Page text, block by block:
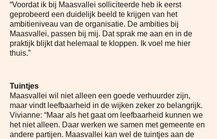
“Voordat ik bij Maasvallei solliciteerde heb ik eerst
geprobeerd een duidelijk beeld te krijgen van het
ambitieniveau van de organisatie. De ambities bij
Maasvallei, passen bij mij. Dat sprak me aan en in de
praktijk blijkt dat helemaal te kloppen. Ik voel me hier
thuis.”
Tuintjes
Maasvallei wil niet alleen een goede verhuurder zijn,
maar vindt leefbaarheid in de wijken zeker zo belangrijk.
Vivianne: “Maar als het gaat om leefbaarheid kunnen we
het niet alleen. Daar werken we samen met gemeente en
andere partijen. Maasvallei kan wel de tuintjes aan de